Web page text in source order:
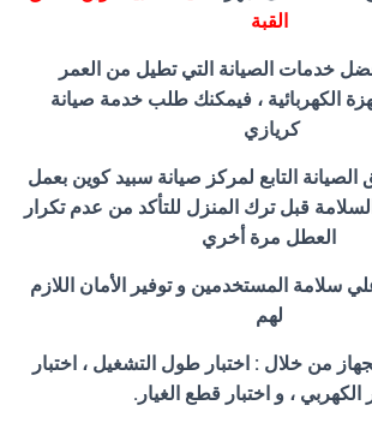
القبة
خدمات الصيانة التي تطيل من العمر
الكهربائية ، فيمكنك طلب خدمة صيانة
كريازي
التابع لمركز صيانة سبيد كوين بعمل
قبل ترك المنزل للتأكد من عدم تكرار
العطل مرة أخري
سلامة المستخدمين و توفير الأمان اللازم
لهم
من خلال : اختبار طول التشغيل ، اختبار
الكهربي ، و اختبار قطع الغيار.